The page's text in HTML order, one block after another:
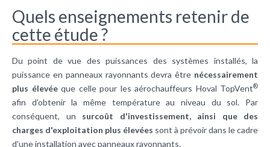
Quels enseignements retenir de
cette étude ?
Du point de vue des puissances des systèmes installés, la
puissance en panneaux rayonnants devra être nécessairement
plus élevée que celle pour les aérochauffeurs Hoval TopVent®
afin d'obtenir la même température au niveau du sol. Par
conséquent, un surcoût d'investissement, ainsi que des
charges d'exploitation plus élevées sont à prévoir dans le cadre
d'une installation avec panneaux rayonnants.